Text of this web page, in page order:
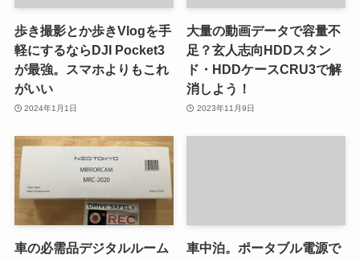
歩き撮影とか歩きVlogを手
軽にするならDJI Pocket3
が最強。スマホよりもこれ
がいい
2024年1月1日
大量の動画データで容量不
足？玄人志向HDDスタン
ド・HDDケースCRU3で解
消しよう！
2023年11月9日
車の必需品デジタルルーム
車中泊。ポータブル電源で